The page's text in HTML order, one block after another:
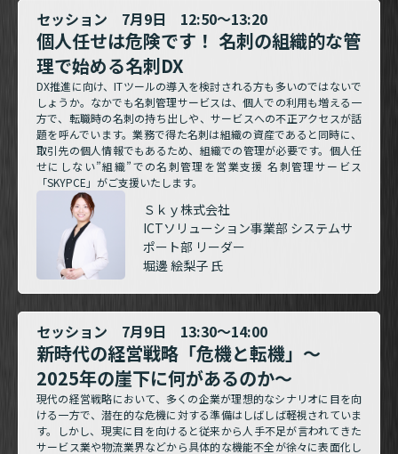
セッション 7月9日 12:50～13:20
個人任せは危険です！ 名刺の組織的な管
理で始める名刺DX
DX推進に向け、ITツールの導入を検討される方も多いのではないで
しょうか。なかでも名刺管理サービスは、個人での利用も増える一
方で、転職時の名刺の持ち出しや、サービスへの不正アクセスが話
題を呼んでいます。業務で得た名刺は組織の資産であると同時に、
取引先の個人情報でもあるため、組織での管理が必要です。個人任
せにしない”組織”での名刺管理を営業支援 名刺管理サービス
「SKYPCE」がご支援いたします。
Ｓｋｙ株式会社
ICTソリューション事業部 システムサ
ポート部 リーダー
堀邊 絵梨子 氏
セッション 7月9日 13:30～14:00
新時代の経営戦略「危機と転機」～
2025年の崖下に何があるのか～
現代の経営戦略において、多くの企業が理想的なシナリオに目を向
ける一方で、潜在的な危機に対する準備はしばしば軽視されていま
す。しかし、現実に目を向けると従来から人手不足が言われてきた
サービス業や物流業界などから具体的な機能不全が徐々に表面化し